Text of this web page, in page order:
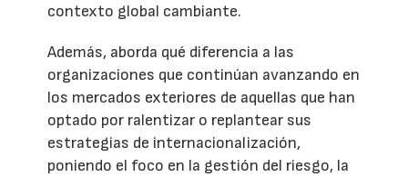
contexto global cambiante.
Además, aborda qué diferencia a las
organizaciones que continúan avanzando en
los mercados exteriores de aquellas que han
optado por ralentizar o replantear sus
estrategias de internacionalización,
poniendo el foco en la gestión del riesgo, la